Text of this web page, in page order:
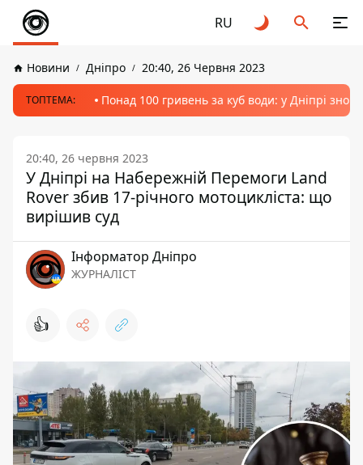
RU
Новини Дніпро 20:40, 26 Червня 2023
ТОПТЕМА: Понад 100 гривень за куб води: у Дніпрі
20:40, 26 червня 2023
У Дніпрі на Набережній Перемоги Land
Rover збив 17-річного мотоцикліста: що
вирішив суд
Інформатор Дніпро
ЖУРНАЛІСТ
👍